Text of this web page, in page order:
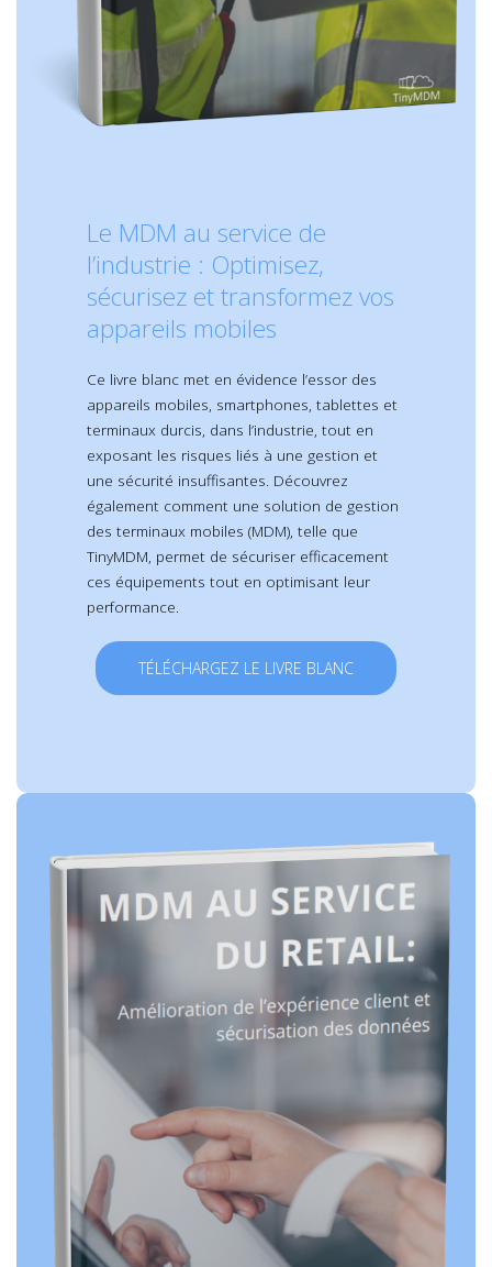
Le MDM au service de
l’industrie : Optimisez,
sécurisez et transformez vos
appareils mobiles
Ce livre blanc met en évidence l’essor des
appareils mobiles, smartphones, tablettes et
terminaux durcis, dans l’industrie, tout en
exposant les risques liés à une gestion et
une sécurité insuffisantes. Découvrez
également comment une solution de gestion
des terminaux mobiles (MDM), telle que
TinyMDM, permet de sécuriser efficacement
ces équipements tout en optimisant leur
performance.
TÉLÉCHARGEZ LE LIVRE BLANC